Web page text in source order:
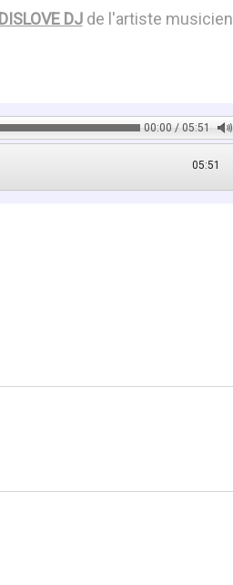
DISLOVE DJde l'artiste musicien
00:00 / 05:51
05:51